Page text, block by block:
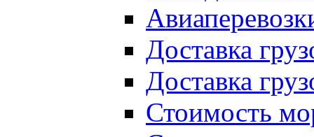
Доставка
Доставка
Стоимость